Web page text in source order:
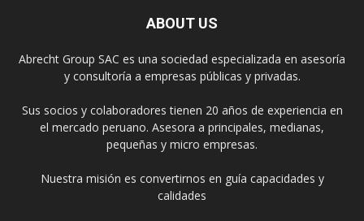
ABOUT US
Abrecht Group SAC es una sociedad especializada en asesoría
y consultoría a empresas públicas y privadas.
Sus socios y colaboradores tienen 20 años de experiencia en
el mercado peruano. Asesora a principales, medianas,
pequeñas y micro empresas.
Nuestra misión es convertirnos en guía capacidades y
calidades